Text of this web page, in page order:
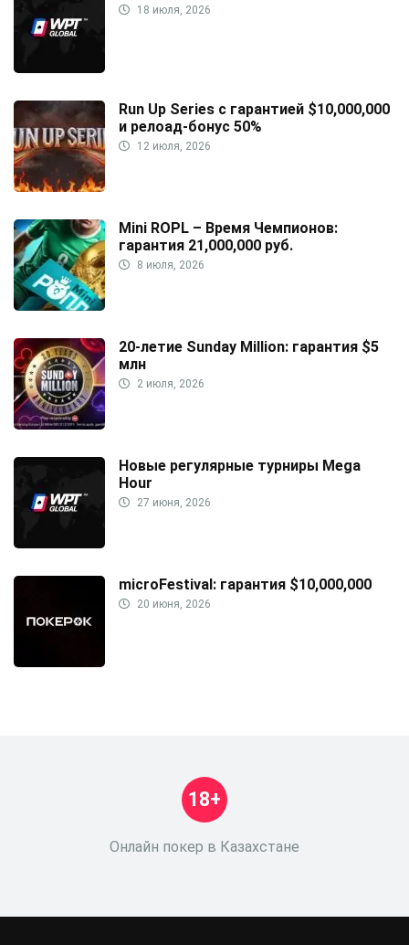
18 июля, 2026
Run Up Series с гарантией $10,000,000
и релоад-бонус 50%
12 июля, 2026
Mini ROPL – Время Чемпионов:
гарантия 21,000,000 руб.
8 июля, 2026
20-летие Sunday Million: гарантия $5
млн
2 июля, 2026
Новые регулярные турниры Mega
Hour
27 июня, 2026
microFestival: гарантия $10,000,000
20 июня, 2026
Онлайн покер в Казахстане
18+